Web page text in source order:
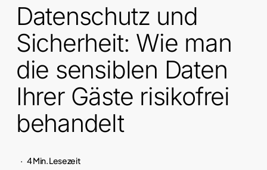
Datenschutz und
Sicherheit: Wie man
die sensiblen Daten
Ihrer Gäste risikofrei
behandelt
4 Min. Lesezeit